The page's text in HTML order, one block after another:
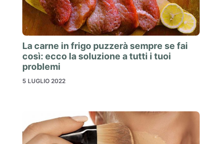
La carne in frigo puzzerà sempre se fai
così: ecco la soluzione a tutti i tuoi
problemi
5 LUGLIO 2022